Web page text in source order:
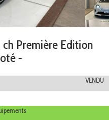
ch Première Edition
-
VENDU